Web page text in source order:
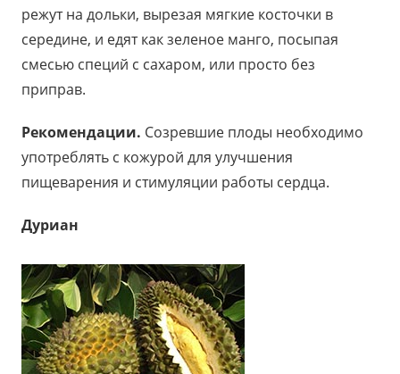
режут на дольки, вырезая мягкие косточки в
середине, и едят как зеленое манго, посыпая
смесью специй с сахаром, или просто без
приправ.
Рекомендации. Созревшие плоды необходимо
употреблять с кожурой для улучшения
пищеварения и стимуляции работы сердца.
Дуриан